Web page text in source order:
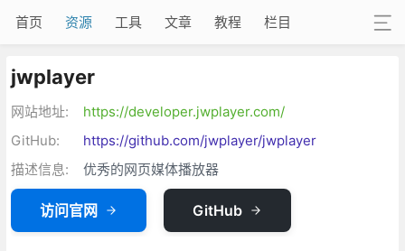
首页 资源 工具 文章 教程 栏目
jwplayer
网站地址:
https://developer.jwplayer.com/
GitHub:
https://github.com/jwplayer/jwplayer
描述信息:
优秀的网页媒体播放器
访问官网 GitHub